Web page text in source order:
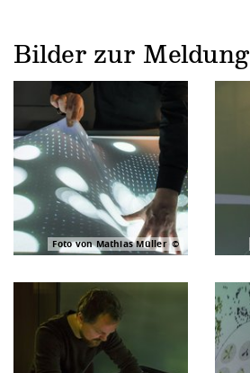
Bilder zur Meldung
Foto von Mathias Müller